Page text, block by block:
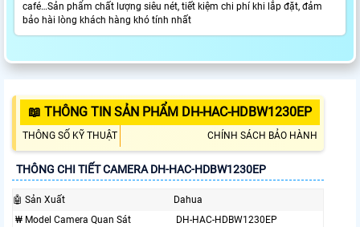
café…Sản phẩm chất lượng siêu nét, tiết kiệm chi phí khi lắp đặt, đảm
bảo hài lòng khách hàng khó tính nhất
📖 THÔNG TIN SẢN PHẨM DH-HAC-HDBW1230EP
THÔNG SỐ KỸ THUẬT CHÍNH SÁCH BẢO HÀNH
THÔNG CHI TIẾT CAMERA DH-HAC-HDBW1230EP
🤖️ Sản Xuất
Dahua
₩ Model Camera Quan Sát
DH-HAC-HDBW1230EP